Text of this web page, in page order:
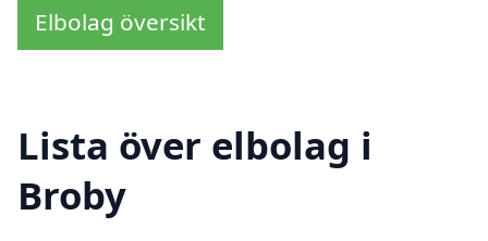
Elbolag översikt
Lista över elbolag i
Broby